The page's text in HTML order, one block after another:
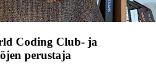
Coding Club- ja
perustaja